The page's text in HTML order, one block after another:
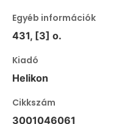
Egyéb információk
431, [3] o.
Kiadó
Helikon
Cikkszám
3001046061